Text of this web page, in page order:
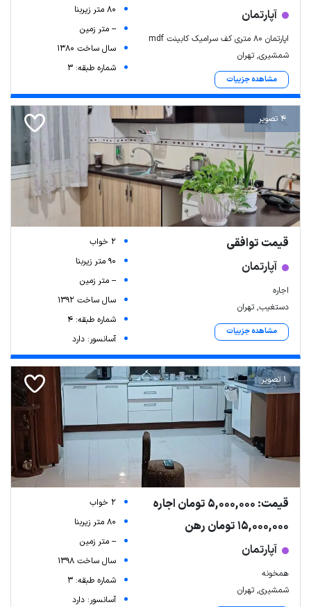
آپارتمان
اپارتمان ۸۰ متری کف سرامیک کابینت mdf
شمشیری, تهران
مشاهده جزییات
80 متر زیربنا
-- متر زمین
سال ساخت 1380
شماره طبقه: 3
4 تصویر
قیمت توافقی
آپارتمان
اجاره‌
دستغیب, تهران
مشاهده جزییات
2 خواب
90 متر زیربنا
-- متر زمین
سال ساخت 1392
شماره طبقه: 4
آسانسور: دارد
1 تصویر
قیمت: 5,000,000 تومان اجاره
15,000,000 تومان رهن
آپارتمان
همخونه
شمشیری, تهران
2 خواب
80 متر زیربنا
-- متر زمین
سال ساخت 1398
شماره طبقه: 3
آسانسور: دارد